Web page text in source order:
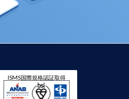
ISMS国際規格認証取得